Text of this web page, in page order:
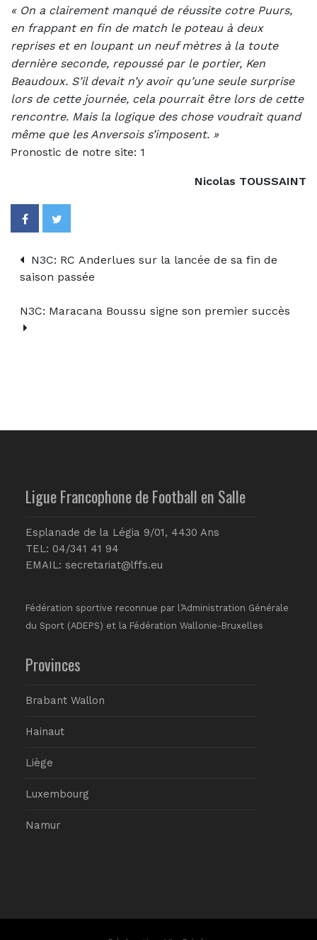
« On a clairement manqué de réussite cotre Puurs,
en frappant en fin de match le poteau à deux
reprises et en loupant un neuf mètres à la toute
dernière seconde, repoussé par le portier, Ken
Beaudoux. S’il devait n’y avoir qu’une seule surprise
lors de cette journée, cela pourrait être lors de cette
rencontre. Mais la logique des chose voudrait quand
même que les Anversois s’imposent. »
Pronostic de notre site: 1
Nicolas TOUSSAINT
N3C: RC Anderlues sur la lancée de sa fin de
saison passée
N3C: Maracana Boussu signe son premier succès
Ligue Francophone de Football en Salle
Esplanade de la Légia 9/01, 4430 Ans
TEL: 04/341 41 94
EMAIL: secretariat@lffs.eu
Fédération sportive reconnue par l’Administration Générale
du Sport (ADEPS) et la Fédération Wallonie-Bruxelles
Provinces
Brabant Wallon
Hainaut
Liège
Luxembourg
Namur